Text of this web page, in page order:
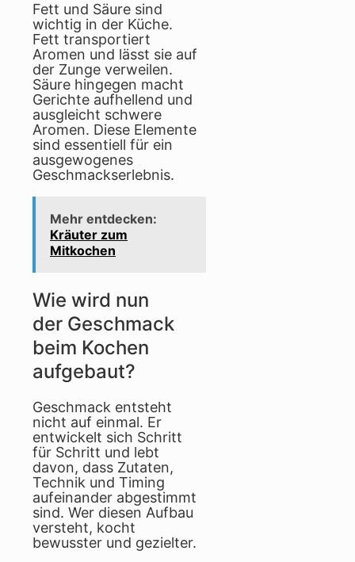
Fett und Säure sind
wichtig in der Küche.
Fett transportiert
Aromen und lässt sie auf
der Zunge verweilen.
Säure hingegen macht
Gerichte aufhellend und
ausgleicht schwere
Aromen. Diese Elemente
sind essentiell für ein
ausgewogenes
Geschmackserlebnis.
Mehr entdecken:
Kräuter zum
Mitkochen
Wie wird nun
der Geschmack
beim Kochen
aufgebaut?
Geschmack entsteht
nicht auf einmal. Er
entwickelt sich Schritt
für Schritt und lebt
davon, dass Zutaten,
Technik und Timing
aufeinander abgestimmt
sind. Wer diesen Aufbau
versteht, kocht
bewusster und gezielter.